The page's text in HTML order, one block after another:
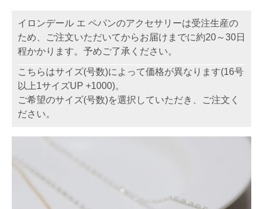
イロンデール エ ペパンのアクセサリーは受注生産の
ため、ご注文いただいてからお届けまでに約20～30日
程かかります。予めご了承ください。
こちらはサイズ(号数)によって価格が異なります(16号
以上1サイズUP +1000)。
ご希望のサイズ(号数)を選択していただき、ご注文く
ださい。